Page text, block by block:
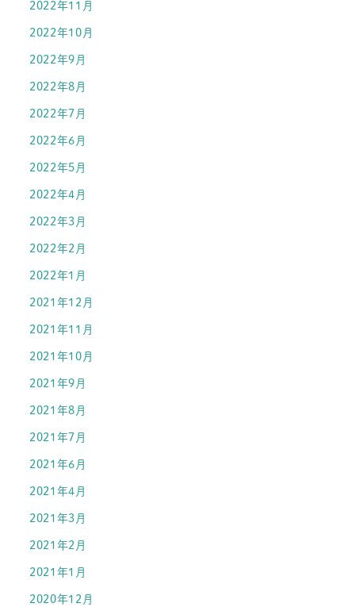
2022年11月
2022年10月
2022年9月
2022年8月
2022年7月
2022年6月
2022年5月
2022年4月
2022年3月
2022年2月
2022年1月
2021年12月
2021年11月
2021年10月
2021年9月
2021年8月
2021年7月
2021年6月
2021年4月
2021年3月
2021年2月
2021年1月
2020年12月